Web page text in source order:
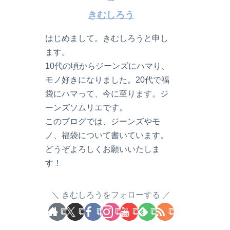
きむしろう
はじめまして。きむしろうと申し
ます。
10代の頃からジーンズにハマり、
モノ好きになりました。20代で福
袋にハマって、今に至ります。ジ
ーンズソムリエです。
このブログでは、ジーンズやモ
ノ、福袋について書いています。
どうぞよろしくお願いいたしま
す！
きむしろうをフォローする